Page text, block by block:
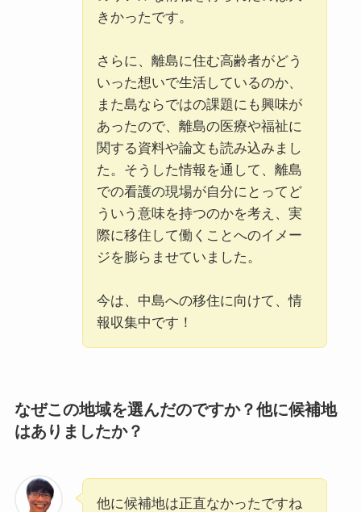
きかったです。
さらに、離島に住む高齢者がどう
いった想いで生活しているのか、
また島ならではの課題にも興味が
あったので、離島の医療や福祉に
関する資料や論文も読み込みまし
た。そうした情報を通して、離島
での看護の現場が自分にとってど
ういう意味を持つのかを考え、実
際に移住して働くことへのイメー
ジを膨らませていました。
今は、中島への移住に向けて、情
報収集中です！
なぜこの地域を選んだのですか？他に候補地
はありましたか？
他に候補地は正直なかったですね